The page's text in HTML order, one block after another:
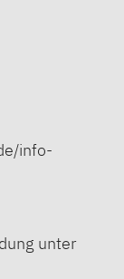
info-
unter